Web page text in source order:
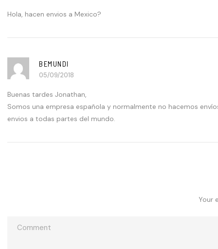
Hola, hacen envios a Mexico?
BEMUNDI
05/09/2018
Buenas tardes Jonathan,
Somos una empresa española y normalmente no hacemos
envios a todas partes del mundo.
Your